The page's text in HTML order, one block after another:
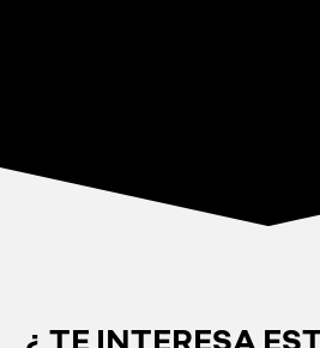
¿ TE INTERESA